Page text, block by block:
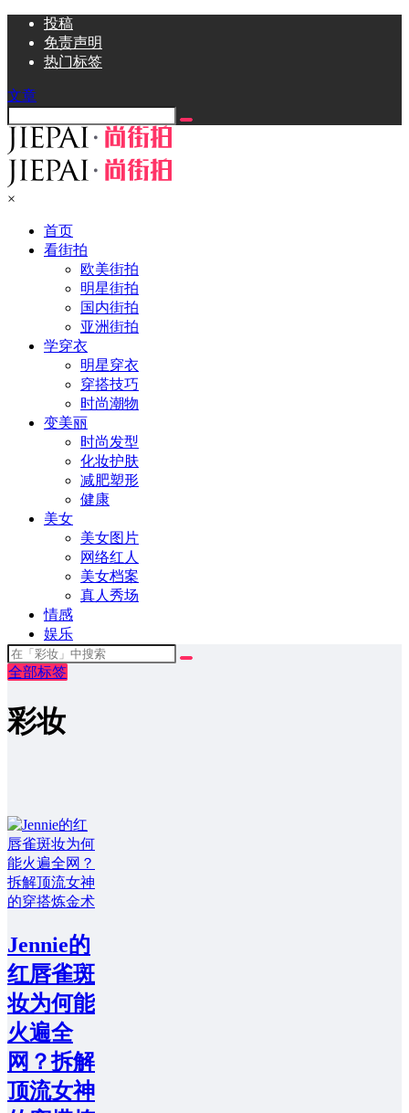
投稿
免责声明
热门标签
文章
×
首页
看街拍
欧美街拍
明星街拍
国内街拍
亚洲街拍
学穿衣
明星穿衣
穿搭技巧
时尚潮物
变美丽
时尚发型
化妆护肤
减肥塑形
健康
美女
美女图片
网络红人
美女档案
真人秀场
情感
娱乐
全部标签
彩妆
Jennie的
红唇雀斑
妆为何能
火遍全
网？拆解
顶流女神